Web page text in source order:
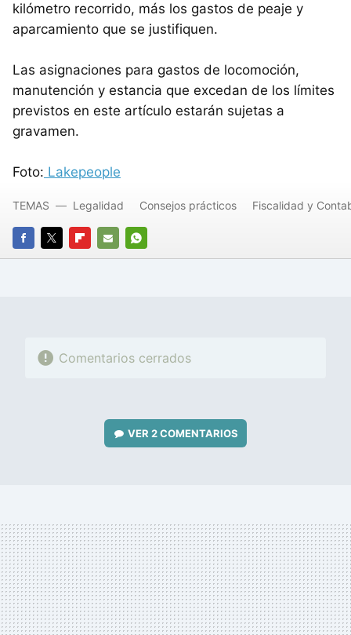
kilómetro recorrido, más los gastos de peaje y
aparcamiento que se justifiquen.
Las asignaciones para gastos de locomoción,
manutención y estancia que excedan de los límites
previstos en este artículo estarán sujetas a
gravamen.
Foto: Lakepeople
FACEBOOK
TWITTERFLIPBOARD
E-
WHATSAPP
TEMAS Legalidad Consejos prácticos Fiscalidad y
Comentarios cerrados
VER2 COMENTARIOS